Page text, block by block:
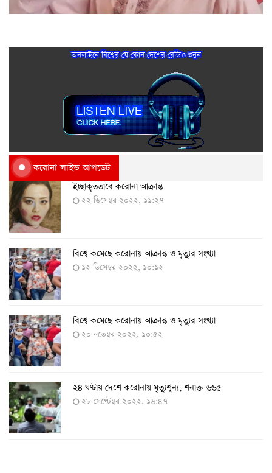
মনোনয়ন বাতিল হওয়ায় কান্নায় ভেঙ্গে পড়লেন গ্রাম পুলিশ এসকেন!
অনলাইনে বিশ্বের যে কোন দেশের রেডিও শুনুন
করোনা লাইভ আপডেট
ইচ্ছাকৃতভাবে করোনা আক্রান্ত
২২ ডিসেম্বর ২০২২, ১১:২৭
বিশ্বে কমেছে করোনায় আক্রান্ত ও মৃত্যুর সংখ্যা
১২ ডিসেম্বর ২০২২, ১০:১২
বিশ্বে কমেছে করোনায় আক্রান্ত ও মৃত্যুর সংখ্যা
২০ নভেম্বর ২০২২, ১০:৫২
২৪ ঘণ্টায় দেশে করোনায় মৃত্যুশূন্য, শনাক্ত ৬৬৫
২৮ সেপ্টেম্বর ২০২২, ১৬:৪৭